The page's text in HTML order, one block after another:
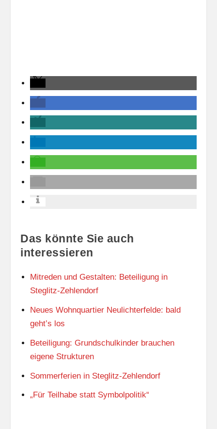
Das könnte Sie auch
interessieren
Mitreden und Gestalten: Beteiligung in
Steglitz-Zehlendorf
Neues Wohnquartier Neulichterfelde: bald
geht’s los
Beteiligung: Grundschulkinder brauchen
eigene Strukturen
Sommerferien in Steglitz-Zehlendorf
„Für Teilhabe statt Symbolpolitik“